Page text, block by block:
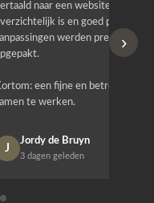
oogt,
wij zijn. Ook
om mee
›